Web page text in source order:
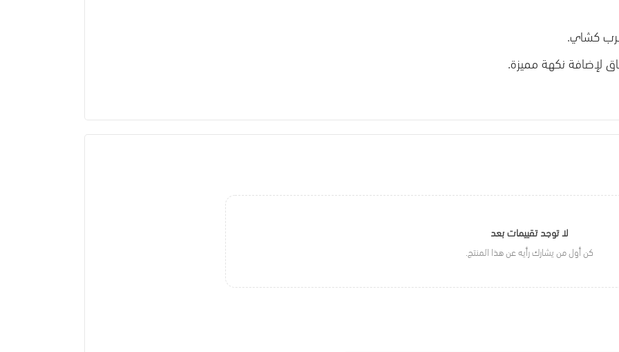
كشاي.
لإضافة نكهة مميزة.
لا توجد تقييمات بعد
كن أول من يشارك رأيه عن هذا المنتج.